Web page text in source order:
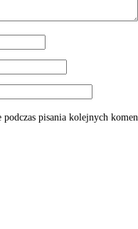
pisania kolejnych